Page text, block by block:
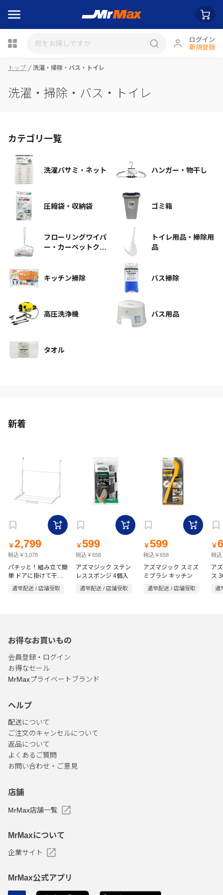
ログイン
新規登録
瓶詰
トップ 洗濯・掃除・バス・トイレ
洗濯・掃除・バス・トイレ
カテゴリ一覧
洗濯バサミ・ネット ハンガー・物干し
圧縮袋・収納袋 ゴミ箱
フローリングワイパ
ー・カーペットクリ
トイレ用品・掃除用
品
キッチン掃除 バス掃除
高圧洗浄機 バス用品
タオル
新着
￥2,799
税込￥3,078
パチッと！組み立て簡
単 ドアに掛けて干せ
る物干し ホワイト
Quick Lock
通常配送 / 店舗受取
￥599
税込￥658
アズマジック ステン
レススポンジ 4個入
通常配送 / 店舗受取
￥599
税込￥658
アズマジック スミズ
ミブラシ キッチン
通常配送 / 店舗受取
￥
税込
ア
ス
通
お得なお買いもの
会員登録・ログイン
お得なセール
MrMaxプライベートブランド
ヘルプ
配送について
ご注文のキャンセルについて
返品について
よくあるご質問
お問い合わせ・ご意見
店舗
MrMax店舗一覧
MrMaxについて
企業サイト
MrMax公式アプリ